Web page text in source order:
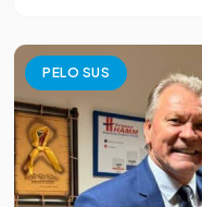
PELO SUS